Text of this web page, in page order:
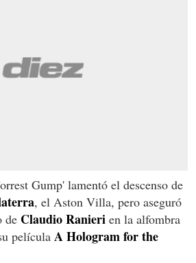
Gump' lamentó el descenso de
, el Aston Villa, pero aseguró
de Claudio Ranieri en la alfombra
película A Hologram for the